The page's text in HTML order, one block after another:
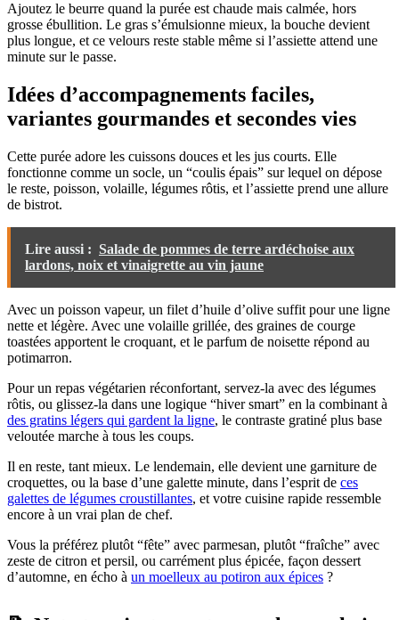
Ajoutez le beurre quand la purée est chaude mais calmée, hors
grosse ébullition. Le gras s’émulsionne mieux, la bouche devient
plus longue, et ce velours reste stable même si l’assiette attend une
minute sur le passe.
Idées d’accompagnements faciles,
variantes gourmandes et secondes vies
Cette purée adore les cuissons douces et les jus courts. Elle
fonctionne comme un socle, un “coulis épais” sur lequel on dépose
le reste, poisson, volaille, légumes rôtis, et l’assiette prend une allure
de bistrot.
Lire aussi : Salade de pommes de terre ardéchoise aux
lardons, noix et vinaigrette au vin jaune
Avec un poisson vapeur, un filet d’huile d’olive suffit pour une ligne
nette et légère. Avec une volaille grillée, des graines de courge
toastées apportent le croquant, et le parfum de noisette répond au
potimarron.
Pour un repas végétarien réconfortant, servez-la avec des légumes
rôtis, ou glissez-la dans une logique “hiver smart” en la combinant à
des gratins légers qui gardent la ligne, le contraste gratiné plus base
veloutée marche à tous les coups.
Il en reste, tant mieux. Le lendemain, elle devient une garniture de
croquettes, ou la base d’une galette minute, dans l’esprit de ces
galettes de légumes croustillantes, et votre cuisine rapide ressemble
encore à un vrai plan de chef.
Vous la préférez plutôt “fête” avec parmesan, plutôt “fraîche” avec
zeste de citron et persil, ou carrément plus épicée, façon dessert
d’automne, en écho à un moelleux au potiron aux épices ?